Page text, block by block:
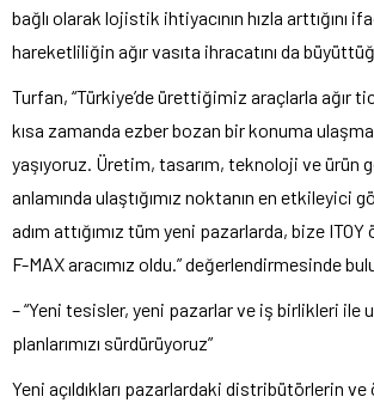
bağlı olarak lojistik ihtiyacının hızla arttığını
hareketliliğin ağır vasıta ihracatını da
Turfan, “Türkiye’de ürettiğimiz araçlarla ağır
kısa zamanda ezber bozan bir konuma
yaşıyoruz. Üretim, tasarım, teknoloji ve ürün
anlamında ulaştığımız noktanın en etkileyici
adım attığımız tüm yeni pazarlarda, bize
F-MAX aracımız oldu.” değerlendirmesinde
– “Yeni tesisler, yeni pazarlar ve iş birlikleri ile
planlarımızı sürdürüyoruz”
Yeni açıldıkları pazarlardaki distribütörlerin ve